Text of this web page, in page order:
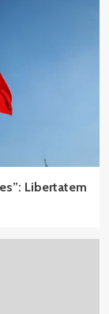
Libertatem